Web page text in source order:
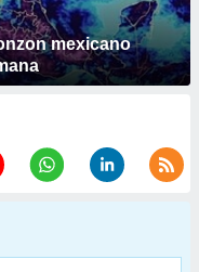
mexicano